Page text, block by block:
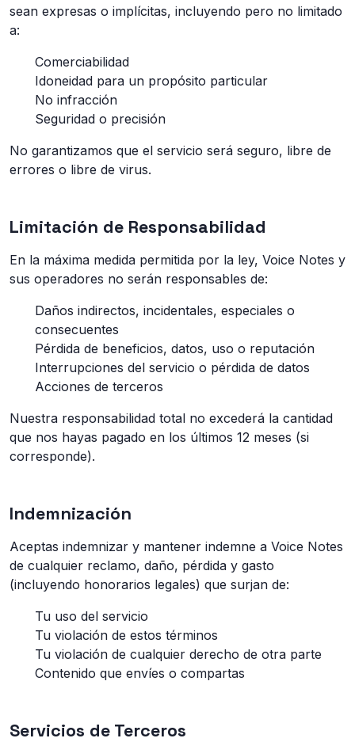
sean expresas o implícitas, incluyendo pero no limitado
a:
Comerciabilidad
Idoneidad para un propósito particular
No infracción
Seguridad o precisión
No garantizamos que el servicio será seguro, libre de
errores o libre de virus.
Limitación de Responsabilidad
En la máxima medida permitida por la ley, Voice Notes y
sus operadores no serán responsables de:
Daños indirectos, incidentales, especiales o
consecuentes
Pérdida de beneficios, datos, uso o reputación
Interrupciones del servicio o pérdida de datos
Acciones de terceros
Nuestra responsabilidad total no excederá la cantidad
que nos hayas pagado en los últimos 12 meses (si
corresponde).
Indemnización
Aceptas indemnizar y mantener indemne a Voice Notes
de cualquier reclamo, daño, pérdida y gasto
(incluyendo honorarios legales) que surjan de:
Tu uso del servicio
Tu violación de estos términos
Tu violación de cualquier derecho de otra parte
Contenido que envíes o compartas
Servicios de Terceros